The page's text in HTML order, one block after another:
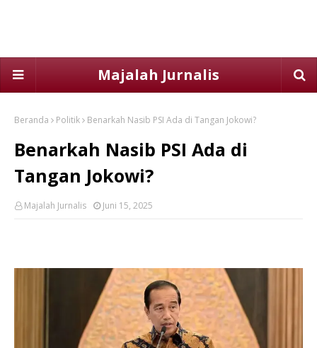
Majalah Jurnalis
Beranda Politik Benarkah Nasib PSI Ada di Tangan Jokowi?
Benarkah Nasib PSI Ada di
Tangan Jokowi?
Majalah Jurnalis Juni 15, 2025